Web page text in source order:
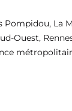
Pompidou, La
Ouest,